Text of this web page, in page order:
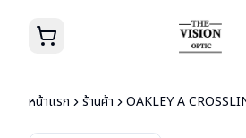
หน้าแรก ร้านค้า